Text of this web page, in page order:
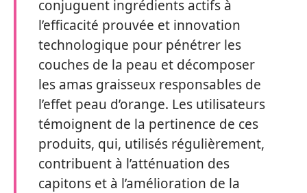
conjuguent ingrédients actifs à
l’efficacité prouvée et innovation
technologique pour pénétrer les
couches de la peau et décomposer
les amas graisseux responsables de
l’effet peau d’orange. Les utilisateurs
témoignent de la pertinence de ces
produits, qui, utilisés régulièrement,
contribuent à l’atténuation des
capitons et à l’amélioration de la